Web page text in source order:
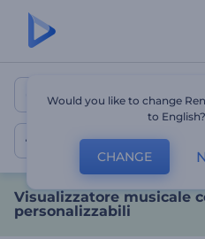
Visualizzazione musicale
Visualizzatore musicale
personalizzabili
Would you like to change
to English?
CHANGE